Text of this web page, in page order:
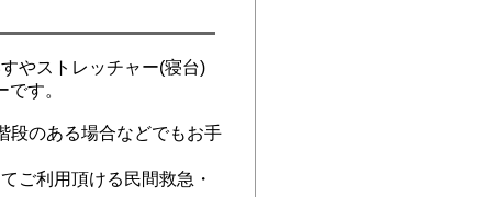
やストレッチャー(寝台)
す。
のある場合などでもお手
利用頂ける民間救急・